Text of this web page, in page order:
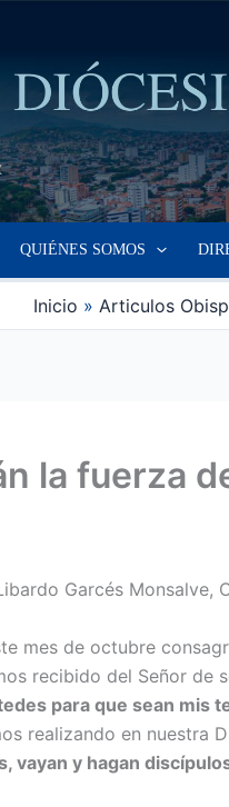
QUIÉNES SOMOS
Inicio Articulos
la fuerza
Garcés Monsalve,
mes de oc­tubre
reci­bido del Señor de
para que sean mis
rea­lizando en nuestra
vayan y ha­gan